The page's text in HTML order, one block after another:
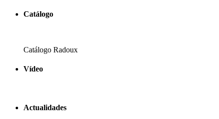
Catálogo
Catálogo Radoux
Vídeo
Actualidades